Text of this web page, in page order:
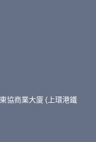
協商業大廈 (上環港鐵